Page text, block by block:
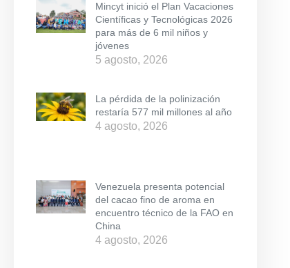
Mincyt inició el Plan Vacaciones
Científicas y Tecnológicas 2026
para más de 6 mil niños y
jóvenes
5 agosto, 2026
La pérdida de la polinización
restaría 577 mil millones al año
4 agosto, 2026
Venezuela presenta potencial
del cacao fino de aroma en
encuentro técnico de la FAO en
China
4 agosto, 2026